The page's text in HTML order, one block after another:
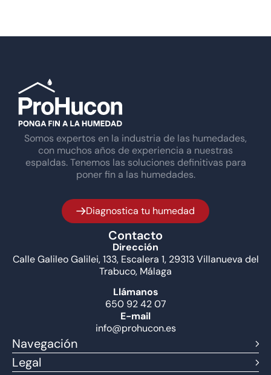
Somos expertos en la industria de las humedades,
con muchos años de experiencia a nuestras
espaldas. Tenemos las soluciones definitivas para
poner fin a las humedades.
Diagnostica tu humedad
Contacto
Dirección
Calle Galileo Galilei, 133, Escalera 1, 29313 Villanueva del
Trabuco, Málaga
Llámanos
650 92 42 07
E-mail
info@prohucon.es
Navegación
Legal